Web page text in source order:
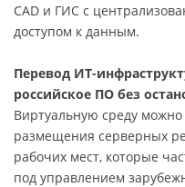
CAD и ГИС с
доступом к данным.
Перевод ИТ-
российское ПО без
Виртуальную среду можно
размещения серверных
рабочих мест, которые
под управлением